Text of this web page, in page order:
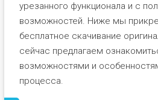
урезанного функционала и с
возможностей. Ниже мы
бесплатное скачивание
сейчас предлагаем
возможностями и
процесса.